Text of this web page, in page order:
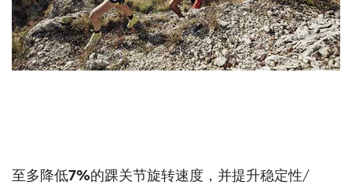
至多降低7%的踝关节旋转速度 ，并提升稳定性/